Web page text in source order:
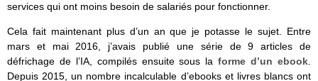
services qui ont moins besoin de salariés pour fonctionner.
Cela fait maintenant plus d’un an que je potasse le sujet. Entre
mars et mai 2016, j’avais publié une série de 9 articles de
défrichage de l’IA, compilés ensuite sous laforme d’un ebook
Depuis 2015, un nombre incalculable d’ebooks et livres blancs ont